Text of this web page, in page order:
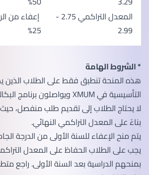
المعدل التراكمي 2.75 -
2.99
إعفاء من
25%
* الشروط الهامة
هذه المنحة تنطبق فقط على الطلاب الذين
التأسيسية في XMUM ويواصلون برنامج البكالوريوس.
لا يحتاج الطلاب إلى تقديم طلب منفصل، حيث
بناءً على المعدل التراكمي النهائي.
يتم منح الإعفاء للسنة الأولى من الدرجة
يجب على الطلاب الحفاظ على المعدل
بمنحهم الدراسية بعد السنة الأولى. راجع